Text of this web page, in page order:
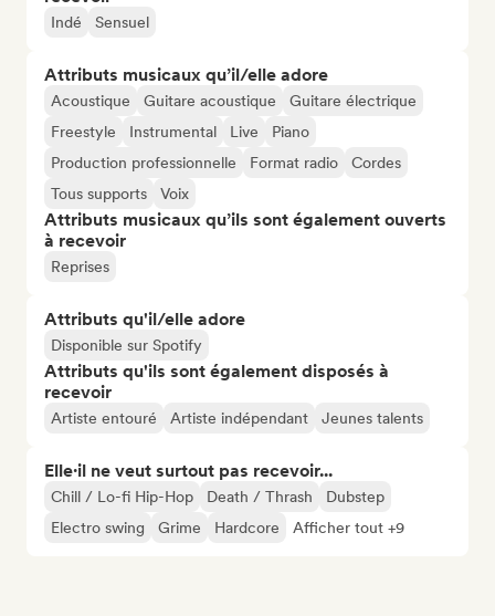
Indé Sensuel
Attributs musicaux qu’il/elle adore
Acoustique Guitare acoustique
Guitare électrique
Freestyle
Instrumental Live
Piano
Production professionnelle
Format radio
Cordes
Tous supports
Voix
Attributs musicaux qu’ils sont également ouverts
à recevoir
Reprises
Attributs qu'il/elle adore
Disponible sur Spotify
Attributs qu'ils sont également disposés à
recevoir
Artiste entouré Artiste indépendant Jeunes talents
Elle·il ne veut surtout pas recevoir...
Chill / Lo-fi Hip-Hop Death / Thrash
Dubstep
Electro swing
Grime Hardcore Afficher tout +9